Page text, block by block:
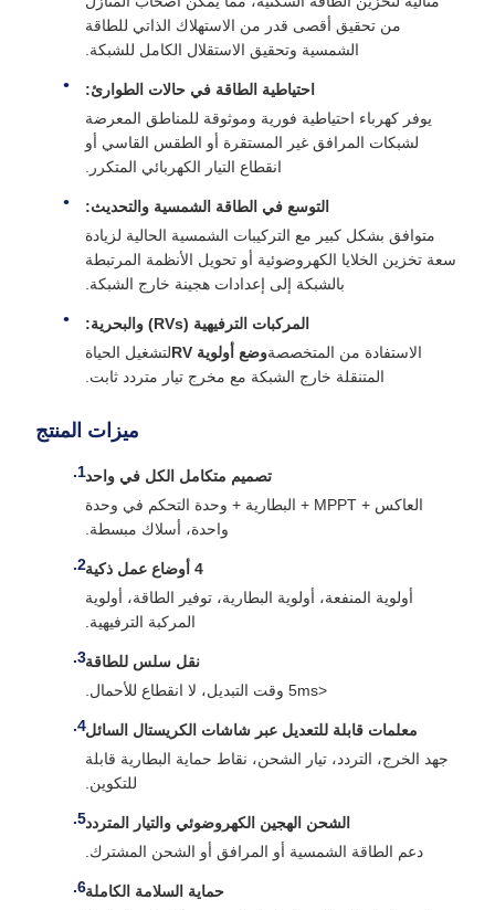
من تحقيق أقصى قدر من الاستهلاك الذاتي للطاقة
الشمسية وتحقيق الاستقلال الكامل للشبكة.
احتياطية الطاقة في حالات الطوارئ:
يوفر كهرباء احتياطية فورية وموثوقة للمناطق المعرضة
لشبكات المرافق غير المستقرة أو الطقس القاسي أو
انقطاع التيار الكهربائي المتكرر.
التوسع في الطاقة الشمسية والتحديث:
متوافق بشكل كبير مع التركيبات الشمسية الحالية لزيادة
سعة تخزين الخلايا الكهروضوئية أو تحويل الأنظمة المرتبطة
بالشبكة إلى إعدادات هجينة خارج الشبكة.
المركبات الترفيهية (RVs) والبحرية:
الاستفادة من المتخصصةوضع أولوية RV
لتشغيل الحياة
المتنقلة خارج الشبكة مع مخرج تيار متردد ثابت.
ميزات المنتج
تصميم متكامل الكل في واحد
العاكس + MPPT + البطارية + وحدة التحكم في وحدة
واحدة، أسلاك مبسطة.
4 أوضاع عمل ذكية
أولوية المنفعة، أولوية البطارية، توفير الطاقة، أولوية
المركبة الترفيهية.
نقل سلس للطاقة
<5ms وقت التبديل، لا انقطاع للأحمال.
معلمات قابلة للتعديل عبر شاشات الكريستال السائل
جهد الخرج، التردد، تيار الشحن، نقاط حماية البطارية قابلة
للتكوين.
الشحن الهجين الكهروضوئي والتيار المتردد
دعم الطاقة الشمسية أو المرافق أو الشحن المشترك.
حماية السلامة الكاملة